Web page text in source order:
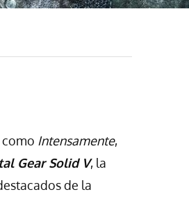
como Intensamente,
Gear Solid V, la
de la